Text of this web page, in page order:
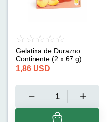
Gelatina de Durazno
Continente (2 x 67 g)
1,86 USD